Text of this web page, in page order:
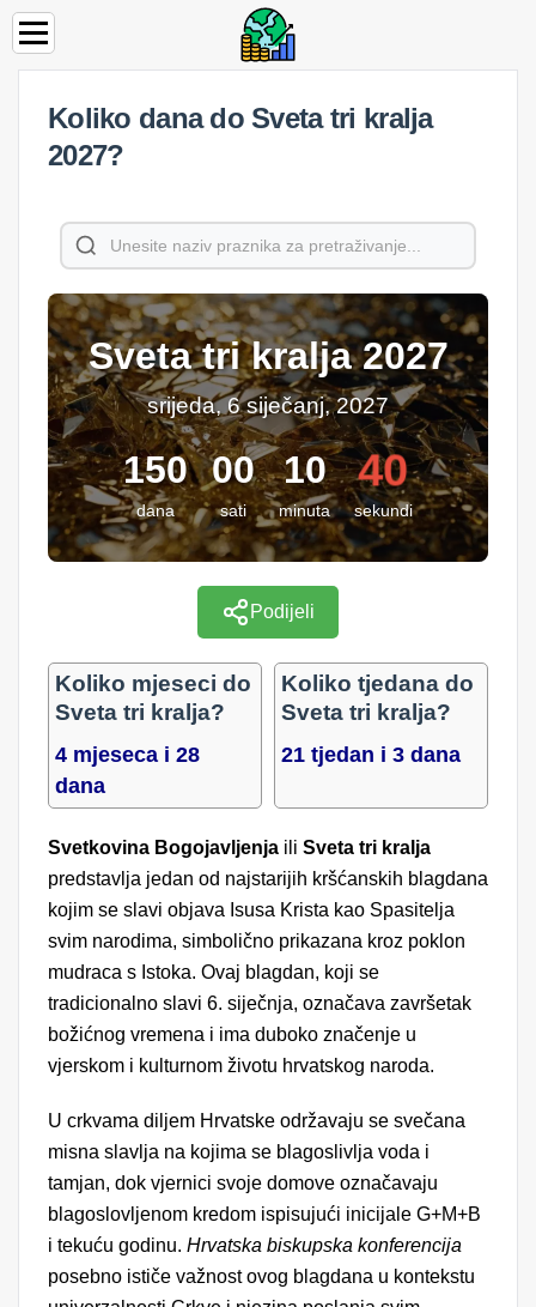
Koliko dana do Sveta tri kralja
2027?
Sveta tri kralja 2027
srijeda, 6 siječanj, 2027
150
dana
00
sati
10
minuta
40
sekundi
Podijeli
Koliko mjeseci do
Sveta tri kralja?
4 mjeseca i 28
dana
Koliko tjedana do
Sveta tri kralja?
21 tjedan i 3 dana
Svetkovina Bogojavljenja ili Sveta tri kralja
predstavlja jedan od najstarijih kršćanskih blagdana
kojim se slavi objava Isusa Krista kao Spasitelja
svim narodima, simbolično prikazana kroz poklon
mudraca s Istoka. Ovaj blagdan, koji se
tradicionalno slavi 6. siječnja, označava završetak
božićnog vremena i ima duboko značenje u
vjerskom i kulturnom životu hrvatskog naroda.
U crkvama diljem Hrvatske održavaju se svečana
misna slavlja na kojima se blagoslivlja voda i
tamjan, dok vjernici svoje domove označavaju
blagoslovljenom kredom ispisujući inicijale G+M+B
i tekuću godinu. Hrvatska biskupska konferencija
posebno ističe važnost ovog blagdana u kontekstu